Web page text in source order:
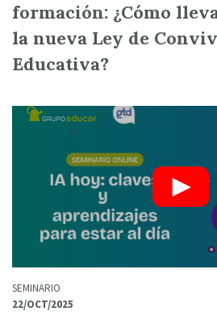
formación: ¿Cómo
la nueva Ley de
Educativa?
SEMINARIO
22/OCT/2025